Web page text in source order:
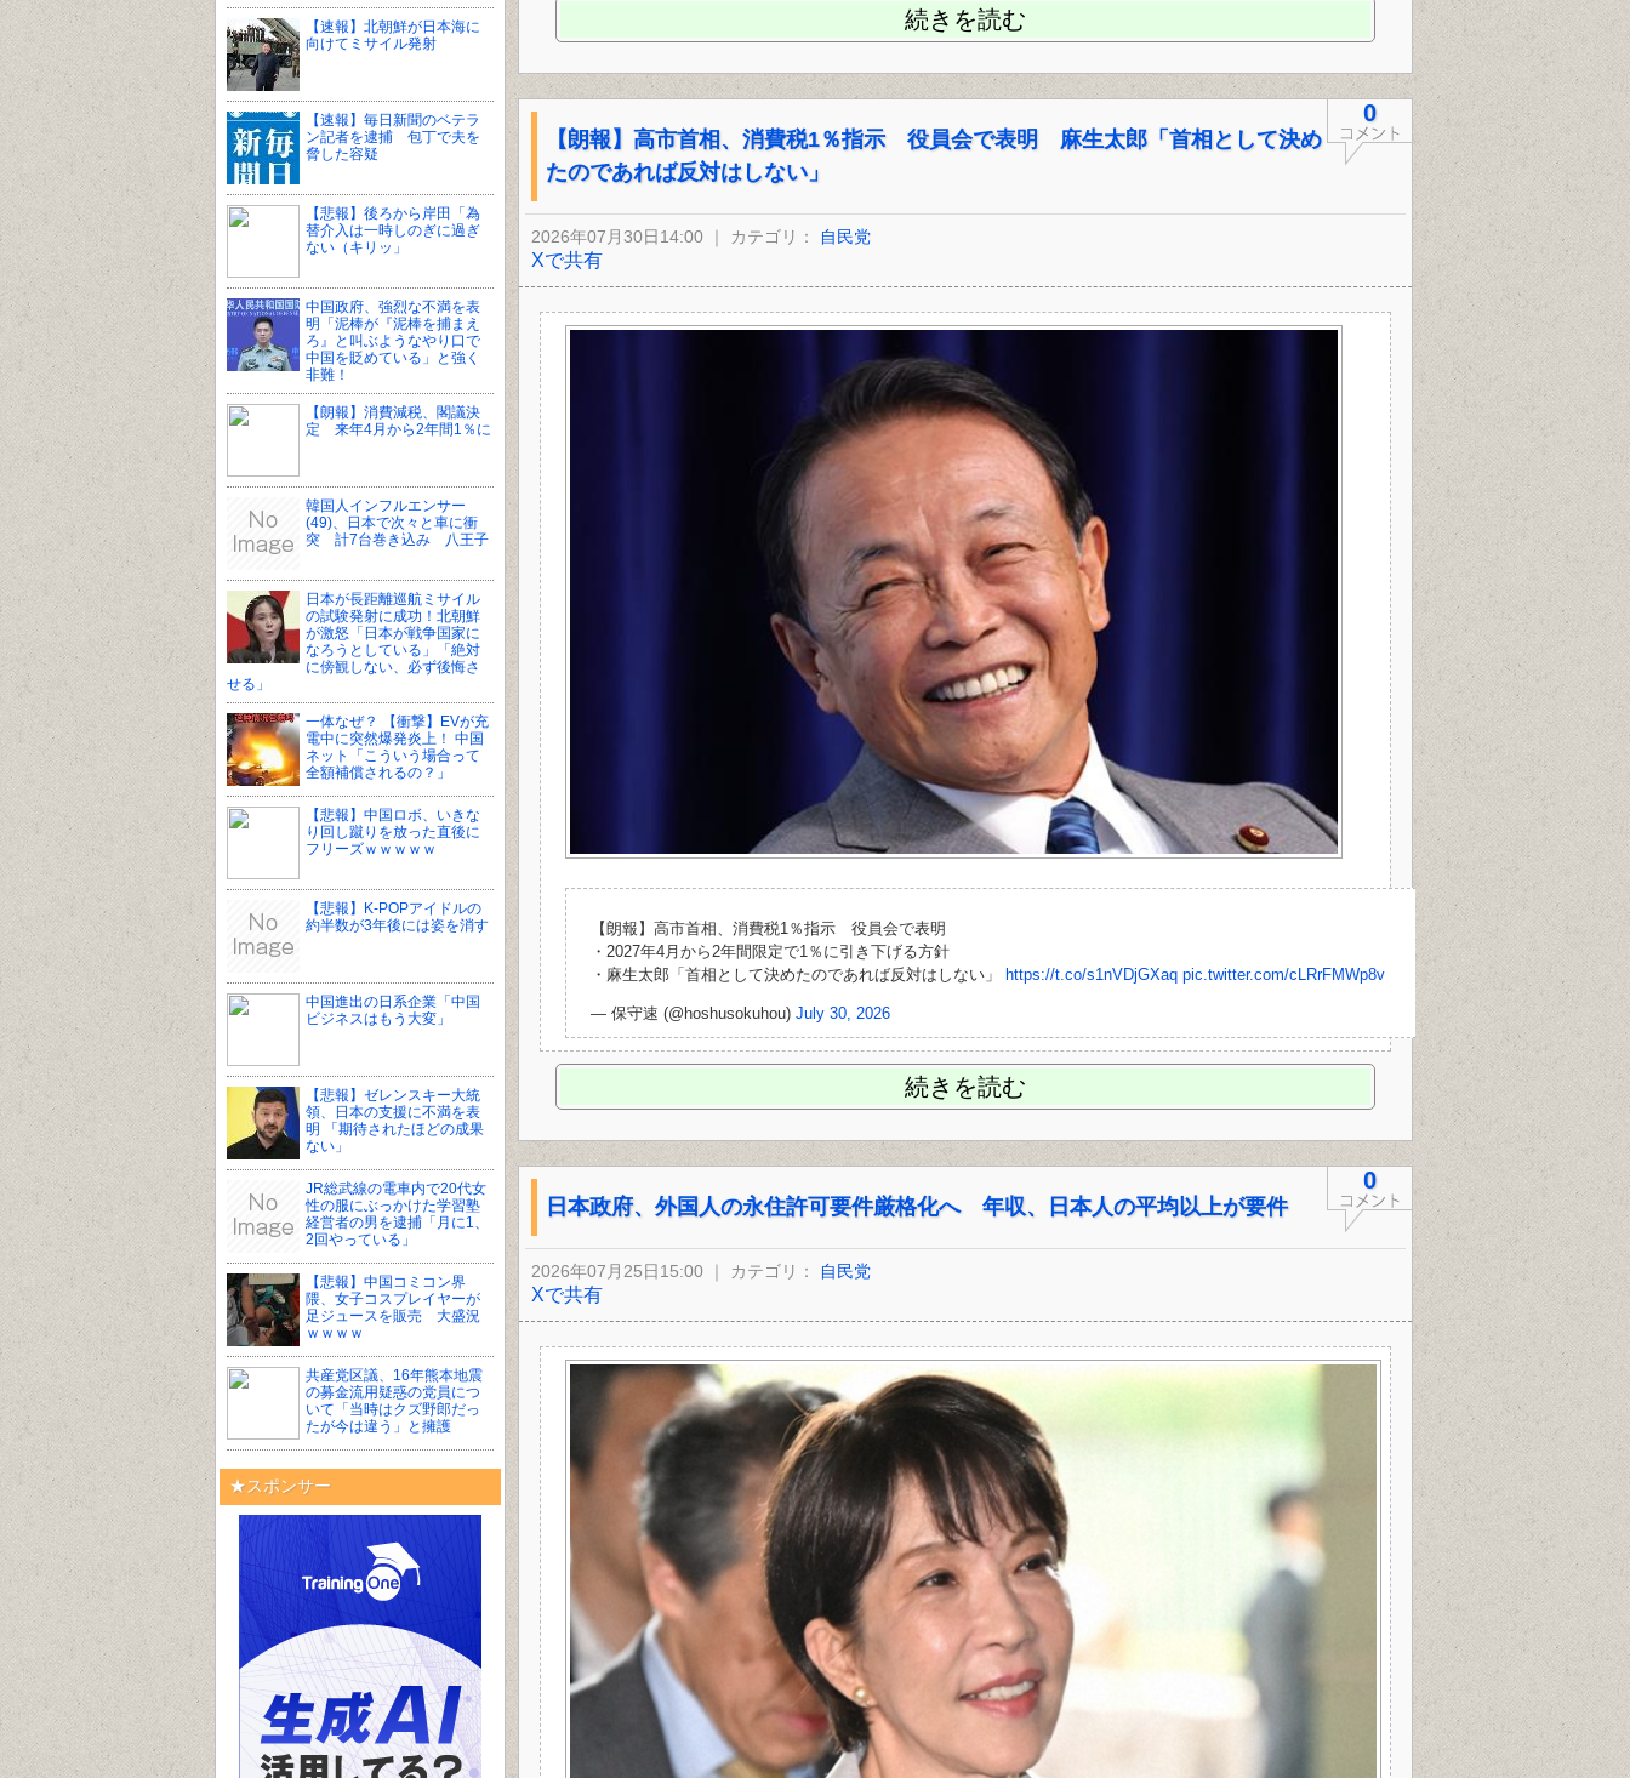
【速報】北朝鮮が日本海に
向けてミサイル発射
【速報】毎日新聞のベテラ
ン記者を逮捕 包丁で夫を
脅した容疑
【悲報】後ろから岸田「為
替介入は一時しのぎに過ぎ
ない（キリッ」
中国政府、強烈な不満を表
明「泥棒が『泥棒を捕まえ
ろ』と叫ぶようなやり口で
中国を貶めている」と強く
非難！
【朗報】消費減税、閣議決
定 来年4月から2年間1％に
韓国人インフルエンサー
(49)、日本で次々と車に衝
突 計7台巻き込み 八王子
日本が長距離巡航ミサイル
の試験発射に成功！北朝鮮
が激怒「日本が戦争国家に
なろうとしている」「絶対
に傍観しない、必ず後悔さ
せる」
一体なぜ？ 【衝撃】EVが充
電中に突然爆発炎上！ 中国
ネット「こういう場合って
全額補償されるの？」
【悲報】中国ロボ、いきな
り回し蹴りを放った直後に
フリーズｗｗｗｗｗ
【悲報】K-POPアイドルの
約半数が3年後には姿を消す
中国進出の日系企業「中国
ビジネスはもう大変」
【悲報】ゼレンスキー大統
領、日本の支援に不満を表
明 「期待されたほどの成果
ない」
JR総武線の電車内で20代女
性の服にぶっかけた学習塾
経営者の男を逮捕「月に1、
2回やっている」
【悲報】中国コミコン界
隈、女子コスプレイヤーが
足ジュースを販売 大盛況
ｗｗｗｗ
共産党区議、16年熊本地震
の募金流用疑惑の党員につ
いて「当時はクズ野郎だっ
たが今は違う」と擁護
★スポンサー
続きを読む
0
【朗報】高市首相、消費税1％指示 役員会で表明 麻生太郎「首相として決め
たのであれば反対はしない」
2026年07月30日14:00 ｜ カテゴリ： 自民党
Xで共有
【朗報】高市首相、消費税1％指示 役員会で表明
・2027年4月から2年間限定で1％に引き下げる方針
・麻生太郎「首相として決めたのであれば反対はしない」
https://t.co/s1nVDjGXaq pic.twitter.com/cLRrFMWp8v
— 保守速 (@hoshusokuhou) July 30, 2026
続きを読む
0
日本政府、外国人の永住許可要件厳格化へ 年収、日本人の平均以上が要件
2026年07月25日15:00 ｜ カテゴリ： 自民党
Xで共有